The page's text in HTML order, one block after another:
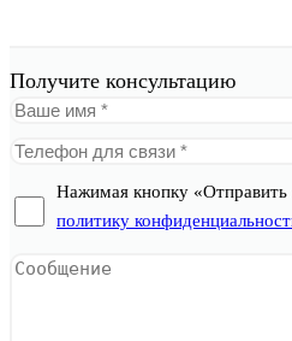
Получите консультацию
Нажимая кнопку
политику